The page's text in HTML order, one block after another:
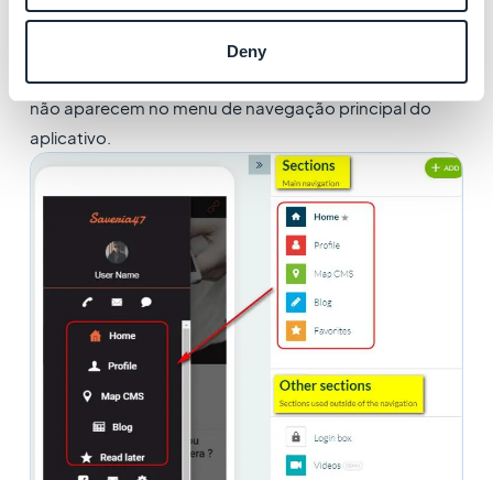
Deny
Outras seções - As seções usadas
fora da navegaçãosão a lista das outras seções, que
não aparecem no menu de navegação principal do
aplicativo.